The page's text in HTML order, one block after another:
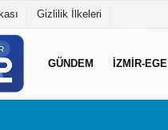
Gizlilik İlkeleri
GÜNDEM İZMIR-EGE